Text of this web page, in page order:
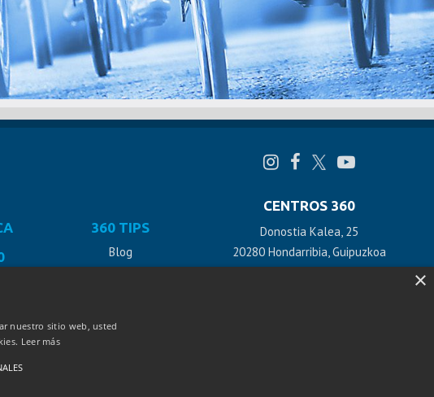
360 TIPS
Blog
CENTROS 360
Donostia Kalea, 25
20280 Hondarribia, Guipuzkoa
+34 943 478 928 / 618 890 355
nuestro sitio web, usted
Leer más
×